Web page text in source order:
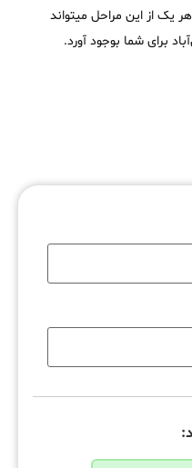
یک از این مراحل میتواند
برای شما بوجود آورد.